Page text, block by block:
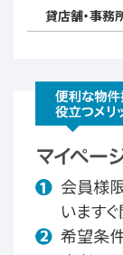
貸店舗・事務